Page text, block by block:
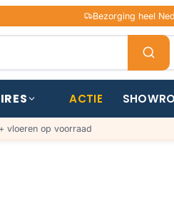
Bezorging heel
ACTIE
vloeren op voorraad